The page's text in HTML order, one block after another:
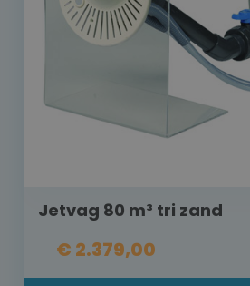
Jetvag 80 m³ tri zand
€ 2.379,00